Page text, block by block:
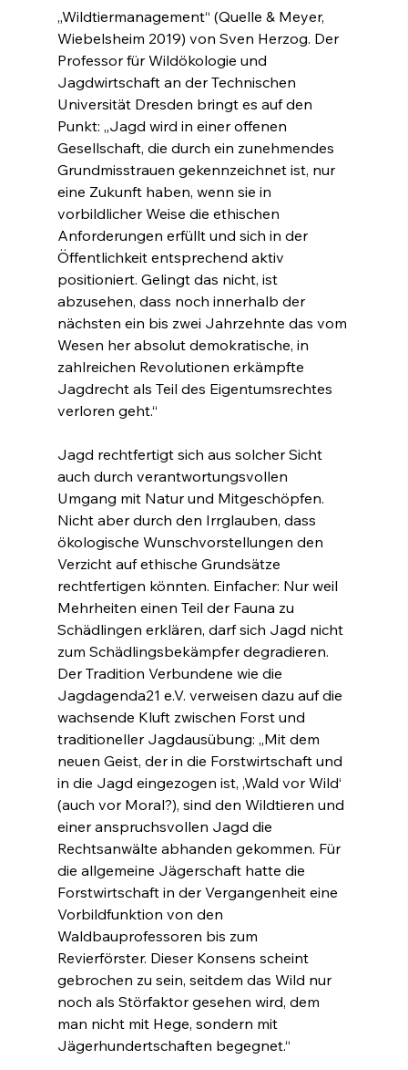
„Wildtiermanagement“ (Quelle & Meyer,
Wiebelsheim 2019) von Sven Herzog. Der
Professor für Wildökologie und
Jagdwirtschaft an der Technischen
Universität Dresden bringt es auf den
Punkt: „Jagd wird in einer offenen
Gesellschaft, die durch ein zunehmendes
Grundmisstrauen gekennzeichnet ist, nur
eine Zukunft haben, wenn sie in
vorbildlicher Weise die ethischen
Anforderungen erfüllt und sich in der
Öffentlichkeit entsprechend aktiv
positioniert. Gelingt das nicht, ist
abzusehen, dass noch innerhalb der
nächsten ein bis zwei Jahrzehnte das vom
Wesen her absolut demokratische, in
zahlreichen Revolutionen erkämpfte
Jagdrecht als Teil des Eigentumsrechtes
verloren geht.“
Jagd rechtfertigt sich aus solcher Sicht
auch durch verantwortungsvollen
Umgang mit Natur und Mitgeschöpfen.
Nicht aber durch den Irrglauben, dass
ökologische Wunschvorstellungen den
Verzicht auf ethische Grundsätze
rechtfertigen könnten. Einfacher: Nur weil
Mehrheiten einen Teil der Fauna zu
Schädlingen erklären, darf sich Jagd nicht
zum Schädlingsbekämpfer degradieren.
Der Tradition Verbundene wie die
Jagdagenda21 e.V. verweisen dazu auf die
wachsende Kluft zwischen Forst und
traditioneller Jagdausübung: „Mit dem
neuen Geist, der in die Forstwirtschaft und
in die Jagd eingezogen ist, ‚Wald vor Wild‘
(auch vor Moral?), sind den Wildtieren und
einer anspruchsvollen Jagd die
Rechtsanwälte abhanden gekommen. Für
die allgemeine Jägerschaft hatte die
Forstwirtschaft in der Vergangenheit eine
Vorbildfunktion von den
Waldbauprofessoren bis zum
Revierförster. Dieser Konsens scheint
gebrochen zu sein, seitdem das Wild nur
noch als Störfaktor gesehen wird, dem
man nicht mit Hege, sondern mit
Jägerhundertschaften begegnet.“